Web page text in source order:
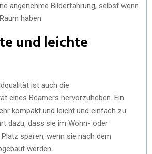
angenehme Bilderfahrung, selbst wenn
haben.
und leichte
ist auch die
eines Beamers hervorzuheben. Ein
kompakt und leicht und einfach zu
dazu, dass sie im Wohn- oder
sparen, wenn sie nach dem
werden.